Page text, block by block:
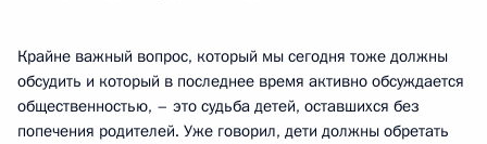
Крайне важный вопрос, который мы сегодня тоже должны
обсудить и который в последнее время активно обсуждается
общественностью, – это судьба детей, оставшихся без
попечения родителей. Уже говорил, дети должны обретать